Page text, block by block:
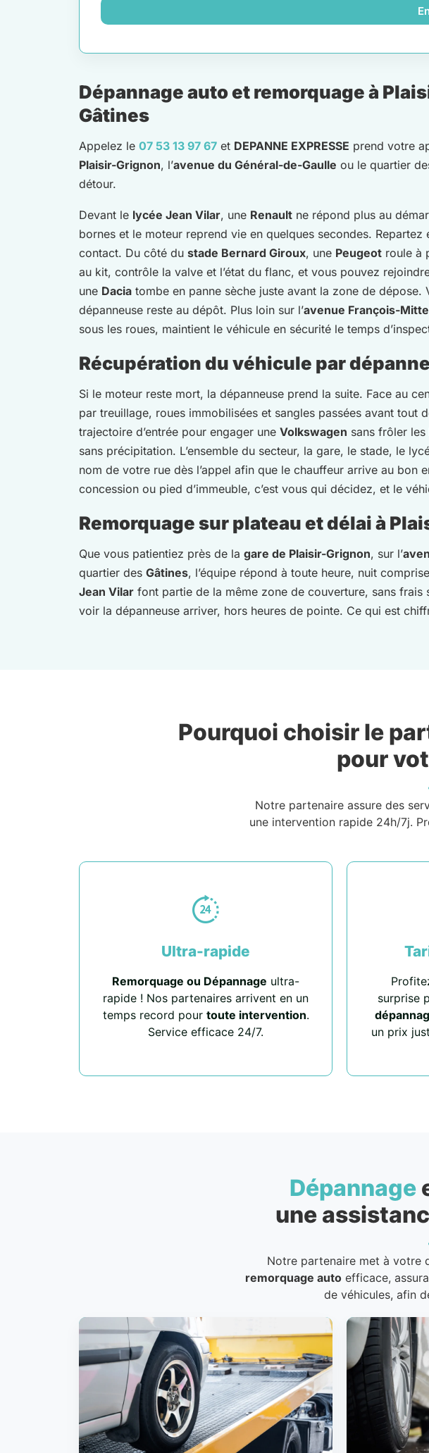
Dépannage auto et remorquage à
Gâtines
Appelez le 07 53 13 97 67 et DEPANNE EXPRESSE prend votre
Plaisir-Grignon, l’avenue du Général-de-Gaulle ou le quartier
détour.
Devant le lycée Jean Vilar, une Renault ne répond plus au
bornes et le moteur reprend vie en quelques secondes.
contact. Du côté du stade Bernard Giroux, une Peugeot roule à
au kit, contrôle la valve et l’état du flanc, et vous pouvez
une Dacia tombe en panne sèche juste avant la zone de
dépanneuse reste au dépôt. Plus loin sur l’avenue François-
sous les roues, maintient le véhicule en sécurité le temps
Récupération du véhicule par
Si le moteur reste mort, la dépanneuse prend la suite. Face au
par treuillage, roues immobilisées et sangles passées avant tout
trajectoire d’entrée pour engager une Volkswagen sans frôler
sans précipitation. L’ensemble du secteur, la gare, le stade, le
nom de votre rue dès l’appel afin que le chauffeur arrive au
concession ou pied d’immeuble, c’est vous qui décidez, et le
Remorquage sur plateau et délai à
Que vous patientiez près de la gare de Plaisir-Grignon, sur l’
quartier des Gâtines, l’équipe répond à toute heure, nuit
Jean Vilar font partie de la même zone de couverture, sans
voir la dépanneuse arriver, hors heures de pointe. Ce qui est
Pourquoi choisir le
pour
Notre partenaire assure des
une intervention rapide 24h/7j.
Ultra-rapide
Remorquage ou Dépannage ultra-
rapide ! Nos partenaires arrivent en un
temps record pour toute intervention.
Service efficace 24/7.
surprise
un prix
Dépannage
une
Notre partenaire met à votre
remorquage auto efficace,
de véhicules, afin